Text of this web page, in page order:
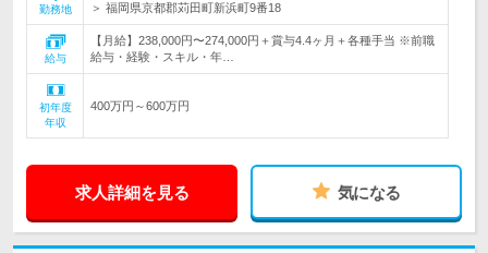
勤務地
＞ 福岡県京都郡苅田町新浜町9番18
給与
【月給】238,000円〜274,000円＋賞与4.4ヶ月＋各種手当 ※前職
給与・経験・スキル・年…
初年度
年収
400万円～600万円
求人詳細を見る 気になる